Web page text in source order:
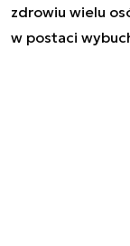
zdrowiu wielu
w postaci